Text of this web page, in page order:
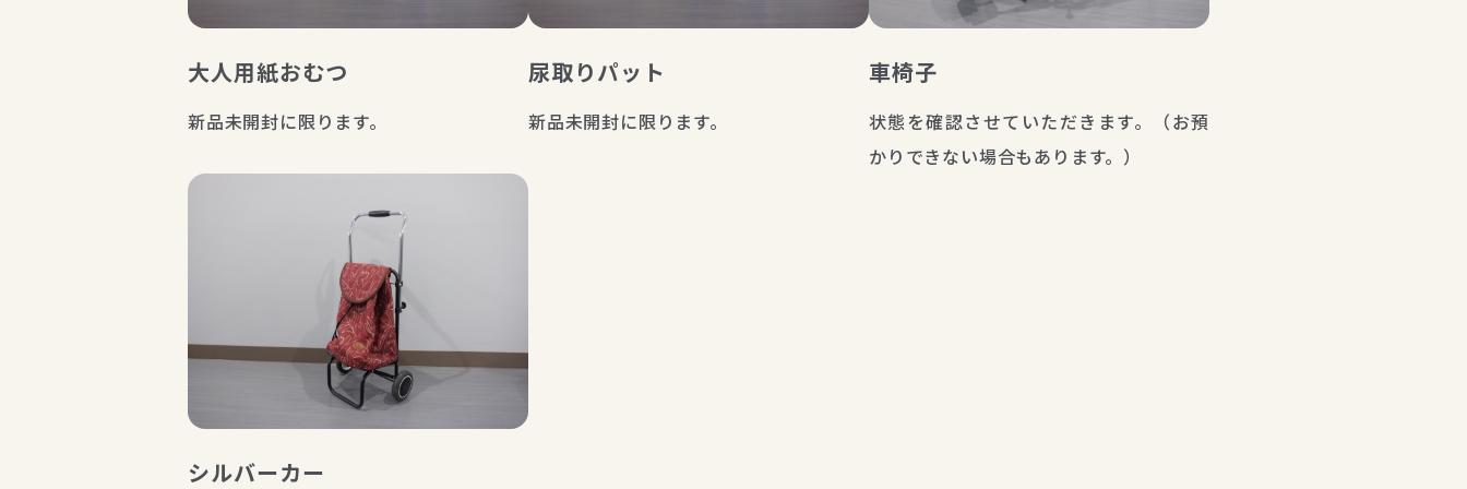
大人用紙おむつ
新品未開封に限ります。
尿取りパット
新品未開封に限ります。
車椅子
状態を確認させていただきます。（お預
かりできない場合もあります。）
シルバーカー